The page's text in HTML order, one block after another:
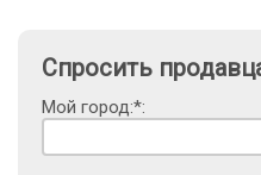
Спросить
Мой город:*: